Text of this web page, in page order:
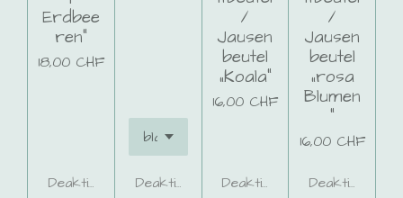
Erdbee
ren“
18,00 CHF
Deaktiviert Deaktiviert
/
Jausen
beutel
„Koala“
16,00 CHF
Deaktiviert
/
Jausen
beutel
„rosa
Blumen
“
16,00 CHF
Deaktiviert